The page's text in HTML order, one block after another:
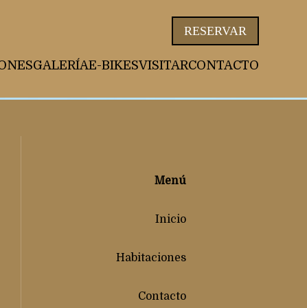
RESERVAR
GALERÍAE-BIKESVISITARCONTACTO
packs/93-65acea04403f90f9-51549dd374e3067c.js)
Menú
Inicio
Habitaciones
Contacto